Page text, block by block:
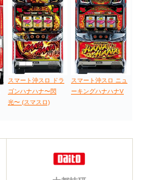
スマート沖スロ ドラ
ゴンハナハナ〜閃
光〜 (スマスロ)
スマート沖スロ ニュ
ーキングハナハナV